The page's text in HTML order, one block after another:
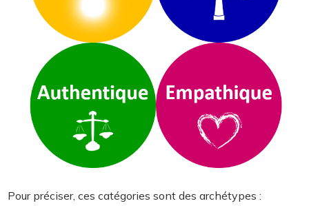
Pour préciser, ces catégories sont des archétypes :